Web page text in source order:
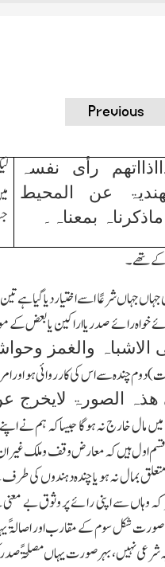
Previous
رأی نفسہ
عن المحیط
بمعناہ۔
کے تھے۔
جہاں جہاں شرعًا اسے اختیار دیا گیا
خواہ رائے صدر یا اراکین یا
والغمز
چندہ سے اس کی کارروائی ہو اور
ھذہ الصورۃ لایخرج
خارج نہ ہوگا جیساکہ ہم نے
اول ہیں کہ معارض وقف وملك غیران
متعلق بمال نہ ہو یا چندہ دہندوں کی
وہاں سے اپنی رائے پر وثوق بے
صورت شکل سوم کے مقارب اور اصالۃً
شرعی نہیں، بہر صورت یہاں مصلحۃً